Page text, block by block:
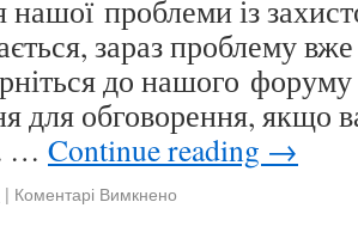
нашої проблеми із
зараз проблему
до нашого
для обговорення, якщо
… Continue reading →
| Коментарі Вимкнено